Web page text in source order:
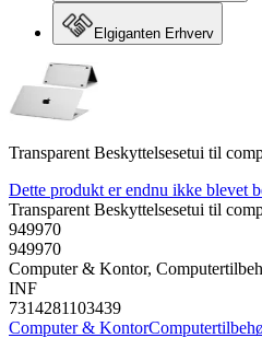
Elgiganten Erhverv
Transparent Beskyttelsesetui til
Dette produkt er endnu ikke blevet
Transparent Beskyttelsesetui til
949970
949970
Computer & Kontor,
INF
7314281103439
Computer & Kontor